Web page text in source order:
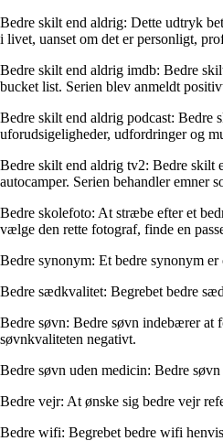
Bedre skilt end aldrig: Dette udtryk
i livet, uanset om det er personligt,
Bedre skilt end aldrig imdb: Bedre
bucket list. Serien blev anmeldt
Bedre skilt end aldrig podcast: Bedre
uforudsigeligheder, udfordringer og
Bedre skilt end aldrig tv2: Bedre skilt
autocamper. Serien behandler emner
Bedre skolefoto: At stræbe efter et
vælge den rette fotograf, finde en
Bedre synonym: Et bedre synonym er
Bedre sædkvalitet: Begrebet bedre
Bedre søvn: Bedre søvn indebærer at
søvnkvaliteten negativt.
Bedre søvn uden medicin: Bedre
Bedre vejr: At ønske sig bedre vejr
Bedre wifi: Begrebet bedre wifi